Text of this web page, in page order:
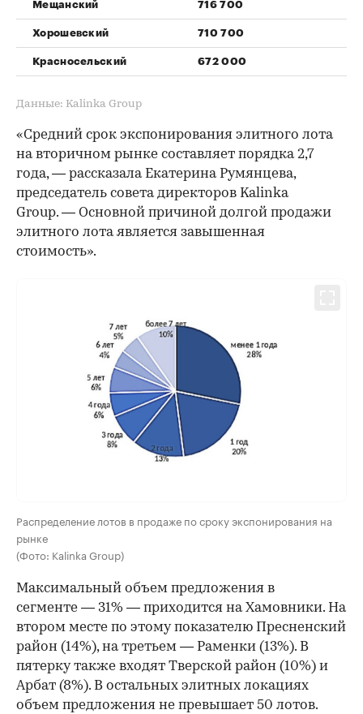
Мещанский 716 700
Хорошевский 710 700
Красносельский 672 000
Данные: Kalinka Group
«Средний срок экспонирования элитного лота
на вторичном рынке составляет порядка 2,7
года, — рассказала Екатерина Румянцева,
председатель совета директоров Kalinka
Group. — Основной причиной долгой продажи
элитного лота является завышенная
стоимость».
Распределение лотов в продаже по сроку экспонирования на
рынке
(Фото: Kalinka Group)
Максимальный объем предложения в
сегменте — 31% — приходится на Хамовники. На
втором месте по этому показателю Пресненский
район (14%), на третьем — Раменки (13%). В
пятерку также входят Тверской район (10%) и
Арбат (8%). В остальных элитных локациях
объем предложения не превышает 50 лотов.